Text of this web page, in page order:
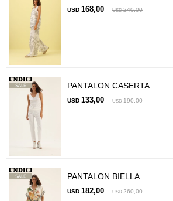
USD 168,00 USD 240,00
PANTALON CASERTA
USD 133,00 USD 190,00
PANTALON BIELLA
USD 182,00 USD 260,00